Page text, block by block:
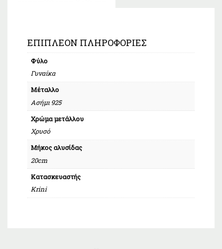
ΕΠΙΠΛΈΟΝ ΠΛΗΡΟΦΟΡΊΕΣ
Φύλο
Γυναίκα
Μέταλλο
Ασήμι 925
Χρώμα μετάλλου
Χρυσό
Μήκος αλυσίδας
20cm
Κατασκευαστής
Krini